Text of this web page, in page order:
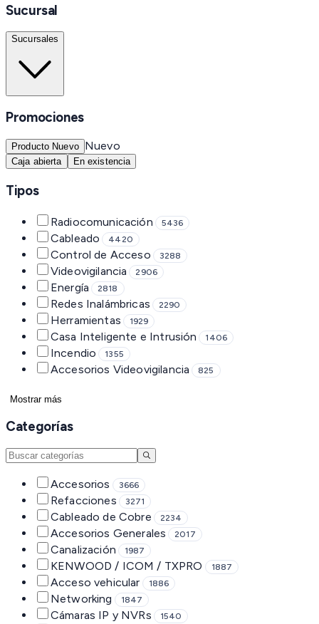
Sucursal
Sucursales
Promociones
Producto Nuevo Nuevo
Caja abierta En existencia
Tipos
Radiocomunicación 5436
Cableado 4420
Control de Acceso 3288
Videovigilancia 2906
Energía 2818
Redes Inalámbricas 2290
Herramientas 1929
Casa Inteligente e Intrusión 1406
Incendio 1355
Accesorios Videovigilancia 825
Mostrar más
Categorías
Accesorios 3666
Refacciones 3271
Cableado de Cobre 2234
Accesorios Generales 2017
Canalización 1987
KENWOOD / ICOM / TXPRO 1887
Acceso vehicular 1886
Networking 1847
Cámaras IP y NVRs 1540